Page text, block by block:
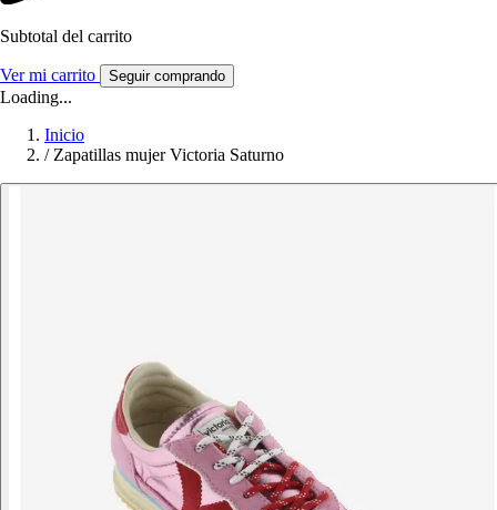
Subtotal del carrito
Ver mi carrito Seguir comprando
Loading...
Inicio
/ Zapatillas mujer Victoria Saturno